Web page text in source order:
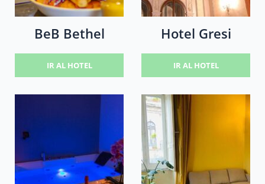
BeB Bethel
IR AL HOTEL
Hotel Gresi
IR AL HOTEL